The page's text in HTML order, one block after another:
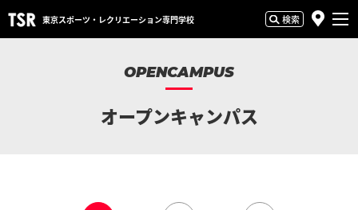
東京スポーツ・ レクリエーション専門学校 検索
OPENCAMPUS
オープンキャンパス